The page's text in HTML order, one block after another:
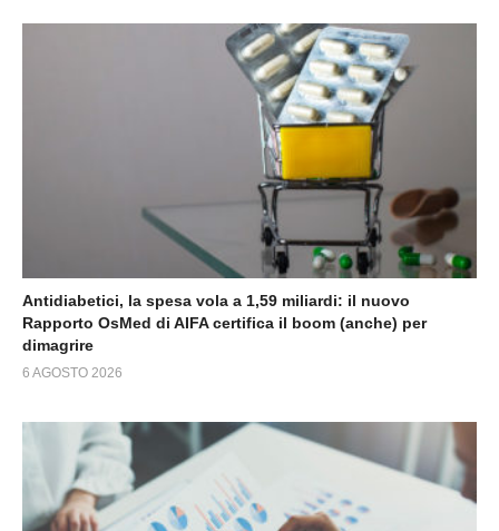
Antidiabetici, la spesa vola a 1,59 miliardi: il nuovo
Rapporto OsMed di AIFA certifica il boom (anche) per
dimagrire
6 AGOSTO 2026